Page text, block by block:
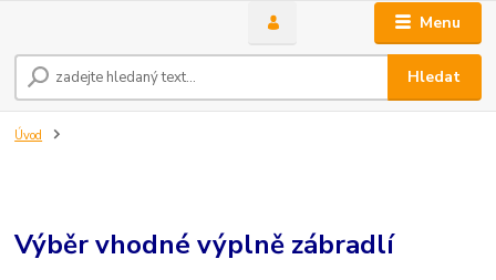
Menu
Hledat
Úvod
Výběr vhodné výplně zábradlí